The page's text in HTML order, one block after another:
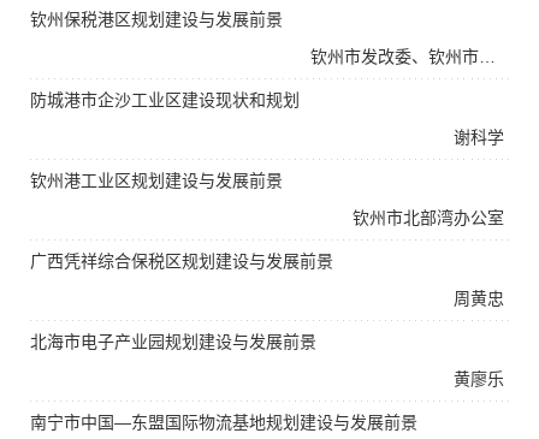
钦州市发改委、钦州市北部湾办公室
钦州保税港区规划建设与发展前景
谢科学
防城港市企沙工业区建设现状和规划
钦州市北部湾办公室
钦州港工业区规划建设与发展前景
周黄忠
广西凭祥综合保税区规划建设与发展前景
黄廖乐
北海市电子产业园规划建设与发展前景
南宁市中国—东盟国际物流基地规划建设与发展前景